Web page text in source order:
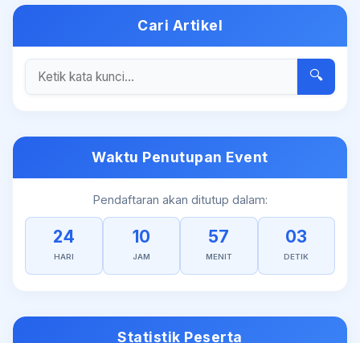
Cari Artikel
🔍
Waktu Penutupan Event
Pendaftaran akan ditutup dalam:
24
HARI
10
JAM
57
MENIT
03
DETIK
Statistik Peserta